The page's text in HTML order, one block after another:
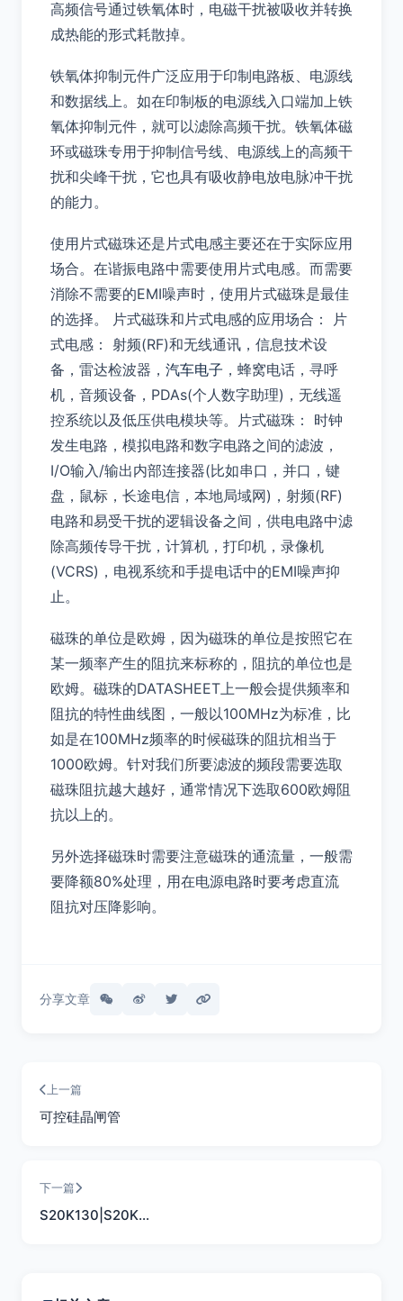
高频信号通过铁氧体时，电磁干扰被吸收并转换
成热能的形式耗散掉。
铁氧体抑制元件广泛应用于印制电路板、电源线
和数据线上。如在印制板的电源线入口端加上铁
氧体抑制元件，就可以滤除高频干扰。铁氧体磁
环或磁珠专用于抑制信号线、电源线上的高频干
扰和尖峰干扰，它也具有吸收静电放电脉冲干扰
的能力。
使用片式磁珠还是片式电感主要还在于实际应用
场合。在谐振电路中需要使用片式电感。而需要
消除不需要的EMI噪声时，使用片式磁珠是最佳
的选择。 片式磁珠和片式电感的应用场合： 片
式电感： 射频(RF)和无线通讯，信息技术设
备，雷达检波器， 汽车电子 ，蜂窝电话，寻呼
机，音频设备，PDAs(个人数字助理)，无线遥
控系统以及低压供电模块等。片式磁珠： 时钟
发生电路，模拟电路和数字电路之间的滤波，
I/O输入/输出内部连接器(比如串口，并口，键
盘，鼠标，长途电信，本地局域网)，射频(RF)
电路和易受干扰的逻辑设备之间，供电电路中滤
除高频传导干扰，计算机，打印机，录像机
(VCRS)，电视系统和手提电话中的EMI噪声抑
止。
磁珠的单位是欧姆，因为磁珠的单位是按照它在
某一频率产生的阻抗来标称的，阻抗的单位也是
欧姆。磁珠的DATASHEET上一般会提供频率和
阻抗的特性曲线图，一般以100MHz为标准，比
如是在100MHz频率的时候磁珠的阻抗相当于
1000欧姆。针对我们所要滤波的频段需要选取
磁珠阻抗越大越好，通常情况下选取600欧姆阻
抗以上的。
另外选择磁珠时需要注意磁珠的通流量，一般需
要降额80%处理，用在电源电路时要考虑直流
阻抗对压降影响。
分享文章
上一篇
可控硅晶闸管
下一篇
S20K130|S20K…